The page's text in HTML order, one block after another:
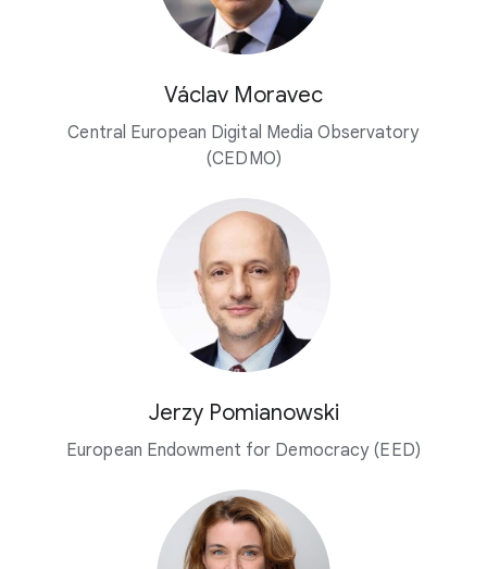
Václav Moravec
Central European Digital Media Observatory
(CEDMO)
Jerzy Pomianowski
European Endowment for Democracy (EED)